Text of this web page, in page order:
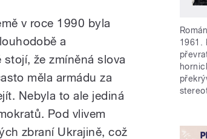
v roce 1990 byla
a
že zmíněná slova
měla armádu za
Nebyla to ale jediná
Pod vlivem
zbraní Ukrajině, což
1961.